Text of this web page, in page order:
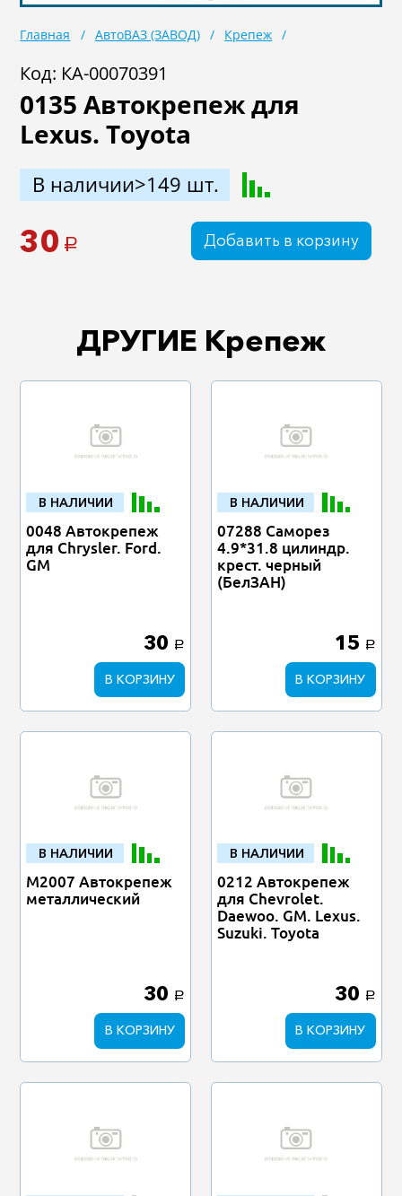
Масла
Иномарки
Крепеж колесный
Садовая техника
Инструмент
Лодки и моторы
Электроинструмент
и оснастка
Главная АвтоВАЗ (ЗАВОД) Крепеж
Код: КА-00070391
0135 Автокрепеж для
Lexus. Toyota
В наличии>149 шт.
30 a Добавить в корзину
ДРУГИЕ Крепеж
В НАЛИЧИИ
0048 Автокрепеж
для Chrysler. Ford.
GM
30 a
В КОРЗИНУ
В НАЛИЧИИ
07288 Саморез
4.9*31.8 цилиндр.
крест. черный
(БелЗАН)
15 a
В КОРЗИНУ
В НАЛИЧИИ
M2007 Автокрепеж
металлический
30 a
В КОРЗИНУ
В НАЛИЧИИ
0212 Автокрепеж
для Chevrolet.
Daewoo. GM. Lexus.
Suzuki. Toyota
30 a
В КОРЗИНУ